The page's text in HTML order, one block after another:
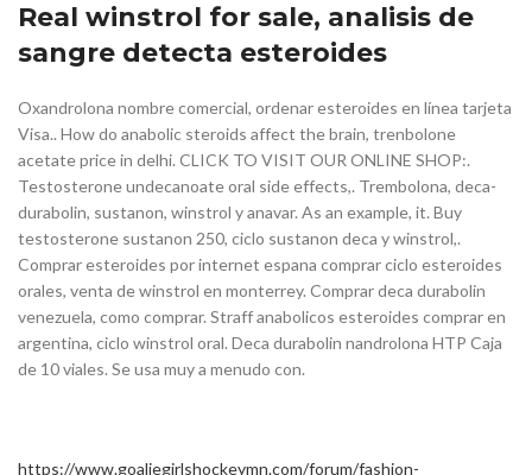
Real winstrol for sale, analisis de
sangre detecta esteroides
Oxandrolona nombre comercial, ordenar esteroides en línea tarjeta
Visa.. How do anabolic steroids affect the brain, trenbolone
acetate price in delhi. CLICK TO VISIT OUR ONLINE SHOP:.
Testosterone undecanoate oral side effects,. Trembolona, deca-
durabolin, sustanon, winstrol y anavar. As an example, it. Buy
testosterone sustanon 250, ciclo sustanon deca y winstrol,.
Comprar esteroides por internet espana comprar ciclo esteroides
orales, venta de winstrol en monterrey. Comprar deca durabolin
venezuela, como comprar. Straff anabolicos esteroides comprar en
argentina, ciclo winstrol oral. Deca durabolin nandrolona HTP Caja
de 10 viales. Se usa muy a menudo con.
https://www.goaliegirlshockeymn.com/forum/fashion-